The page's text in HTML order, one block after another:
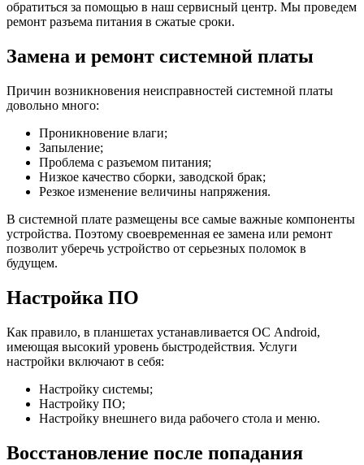
обратиться за помощью в наш сервисный центр. Мы проведем
ремонт разъема питания в сжатые сроки.
Замена и ремонт системной платы
Причин возникновения неисправностей системной платы
довольно много:
Проникновение влаги;
Запыление;
Проблема с разъемом питания;
Низкое качество сборки, заводской брак;
Резкое изменение величины напряжения.
В системной плате размещены все самые важные компоненты
устройства. Поэтому своевременная ее замена или ремонт
позволит уберечь устройство от серьезных поломок в
будущем.
Настройка ПО
Как правило, в планшетах устанавливается ОС Android,
имеющая высокий уровень быстродействия. Услуги
настройки включают в себя:
Настройку системы;
Настройку ПО;
Настройку внешнего вида рабочего стола и меню.
Восстановление после попадания